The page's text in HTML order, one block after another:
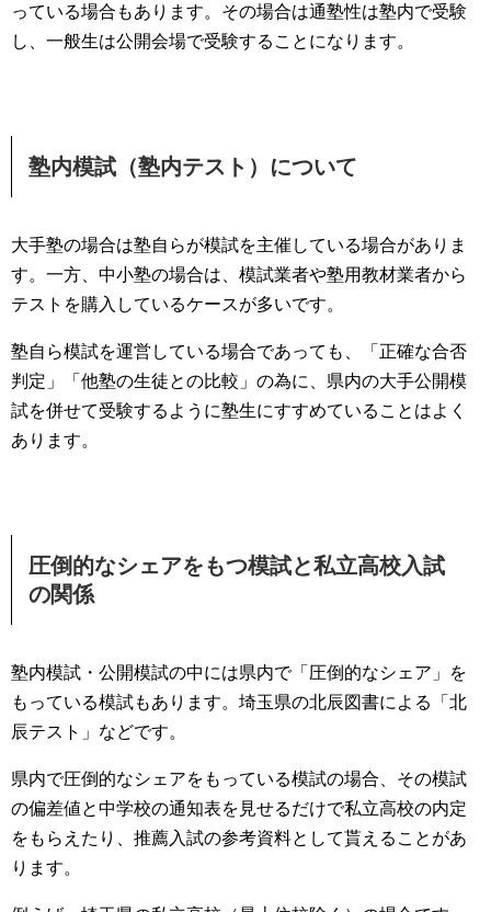
っている場合もあります。その場合は通塾性は塾内で受験
し、一般生は公開会場で受験することになります。
塾内模試（塾内テスト）について
大手塾の場合は塾自らが模試を主催している場合がありま
す。一方、中小塾の場合は、模試業者や塾用教材業者から
テストを購入しているケースが多いです。
塾自ら模試を運営している場合であっても、「正確な合否
判定」「他塾の生徒との比較」の為に、県内の大手公開模
試を併せて受験するように塾生にすすめていることはよく
あります。
圧倒的なシェアをもつ模試と私立高校入試
の関係
塾内模試・公開模試の中には県内で「圧倒的なシェア」を
もっている模試もあります。埼玉県の北辰図書による「北
辰テスト」などです。
県内で圧倒的なシェアをもっている模試の場合、その模試
の偏差値と中学校の通知表を見せるだけで私立高校の内定
をもらえたり、推薦入試の参考資料として貰えることがあ
ります。